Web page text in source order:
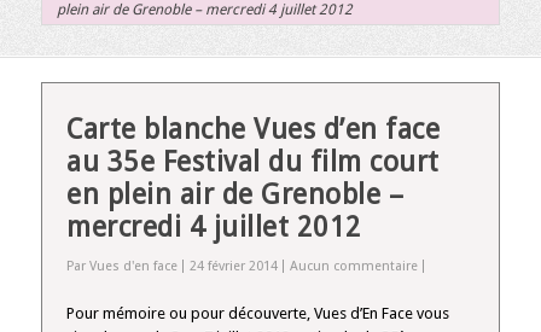
plein air de Grenoble – mercredi 4 juillet 2012
Carte blanche Vues d’en face
au 35e Festival du film court
en plein air de Grenoble –
mercredi 4 juillet 2012
Par Vues d'en face 24 février 2014 Aucun commentaire
Pour mémoire ou pour découverte, Vues d’En Face vous